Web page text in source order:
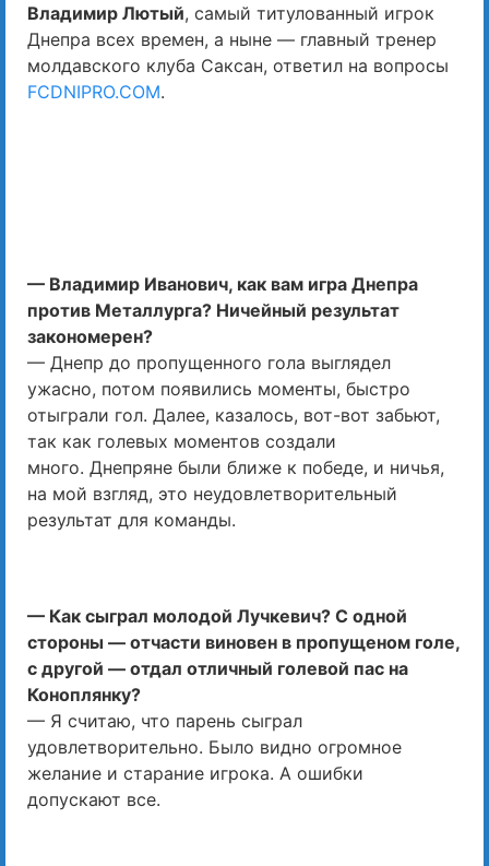
Владимир Лютый, самый титулованный игрок
Днепра всех времен, а ныне — главный тренер
молдавского клуба Саксан, ответил на вопросы
FCDNIPRO.COM.
— Владимир Иванович, как вам игра Днепра
против Металлурга? Ничейный результат
закономерен?
— Днепр до пропущенного гола выглядел
ужасно, потом появились моменты, быстро
отыграли гол. Далее, казалось, вот-вот забьют,
так как голевых моментов создали
много. Днепряне были ближе к победе, и ничья,
на мой взгляд, это неудовлетворительный
результат для команды.
— Как сыграл молодой Лучкевич? С одной
стороны — отчасти виновен в пропущеном голе,
с другой — отдал отличный голевой пас на
Коноплянку?
— Я считаю, что парень сыграл
удовлетворительно. Было видно огромное
желание и старание игрока. А ошибки
допускают все.